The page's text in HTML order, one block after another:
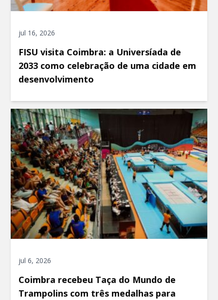
jul 16, 2026
FISU visita Coimbra: a Universíada de
2033 como celebração de uma cidade em
desenvolvimento
jul 6, 2026
Coimbra recebeu Taça do Mundo de
Trampolins com três medalhas para